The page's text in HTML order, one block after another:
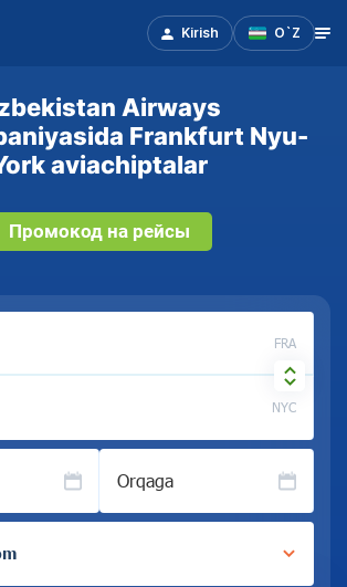
Kirish O`Z
Airways
Frankfurt Nyu-
aviachiptalar
Промокод на рейсы
FRA
NYC
Orqaga